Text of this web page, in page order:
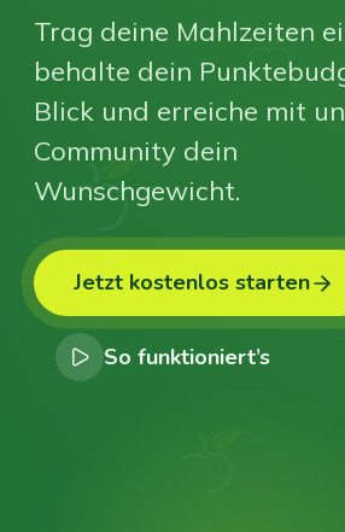
Trag deine Mahlzeiten
behalte dein
Blick und erreiche mit
Community dein
Wunschgewicht.
Jetzt kostenlos starten
So funktioniert’s